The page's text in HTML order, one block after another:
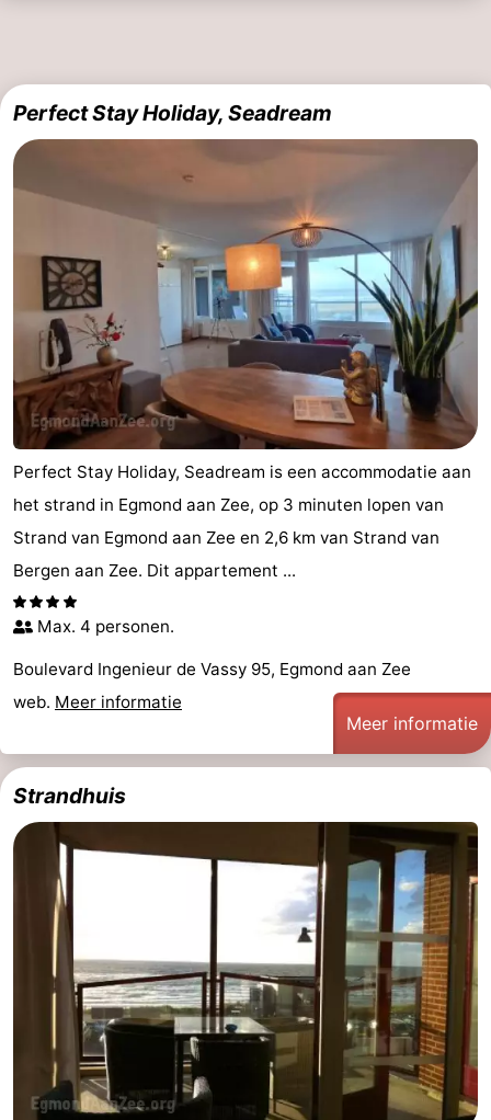
Perfect Stay Holiday, Seadream
Perfect Stay Holiday, Seadream is een accommodatie aan
het strand in Egmond aan Zee, op 3 minuten lopen van
Strand van Egmond aan Zee en 2,6 km van Strand van
Bergen aan Zee. Dit appartement ...
Max. 4 personen.
Boulevard Ingenieur de Vassy 95, Egmond aan Zee
web. Meer informatie
Meer informatie
Strandhuis